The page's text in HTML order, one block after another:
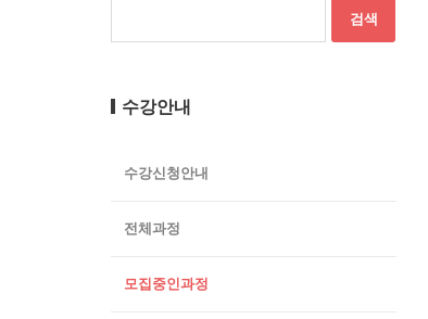
수강안내
수강신청안내
전체과정
모집중인과정